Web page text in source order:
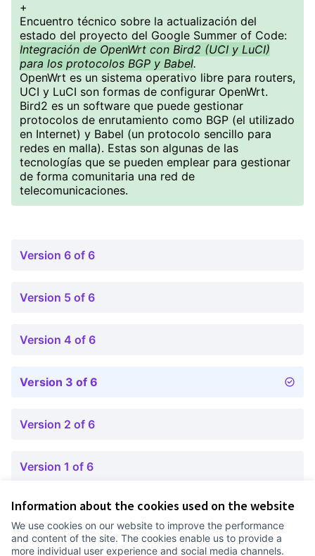
Information about the cookies used on the website
We use cookies on our website to improve the performance
and content of the site. The cookies enable us to provide a
more individual user experience and social media channels.
+
Encuentro técnico sobre la actualización del
estado del proyecto del Google Summer of Code:
Integración de OpenWrt con Bird2 (UCI y LuCI)
para los protocolos BGP y Babel.
OpenWrt es un sistema operativo libre para routers,
UCI y LuCI son formas de configurar OpenWrt.
Bird2 es un software que puede gestionar
protocolos de enrutamiento como BGP (el utilizado
en Internet) y Babel (un protocolo sencillo para
redes en malla). Estas son algunas de las
tecnologías que se pueden emplear para gestionar
de forma comunitaria una red de
telecomunicaciones.
Version 6 of 6
Version 5 of 6
Version 4 of 6
Version 3 of 6
Version 2 of 6
Version 1 of 6
Cookie settings
Comunitat Canòdrom at Facebook
(External link)
Comunitat Canòdrom at Instagram
(External link)
Comunitat Canòdrom at YouTube
(External link)
English
Triar la llenguaElegir el idiomaChoose language